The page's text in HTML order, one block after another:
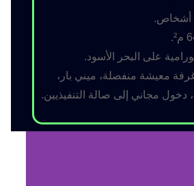
على البحر الأسود.
معيشة منفصلة، ميني بار،
دخول مجاني إلى صالة التنفيذيين.